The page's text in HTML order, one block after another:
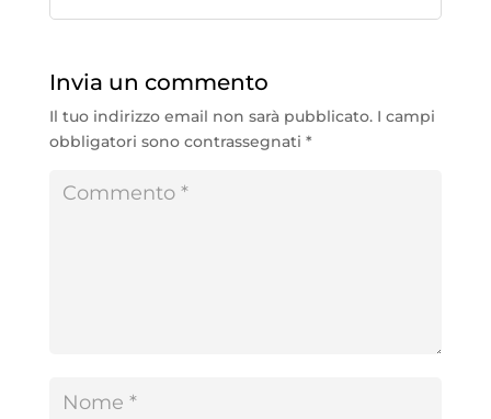
Invia un commento
Il tuo indirizzo email non sarà pubblicato. I campi
obbligatori sono contrassegnati *